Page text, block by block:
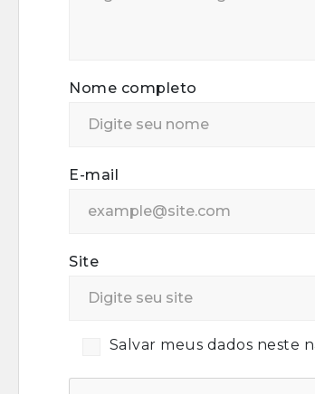
Nome completo
E-mail
Site
Salvar meus dados neste